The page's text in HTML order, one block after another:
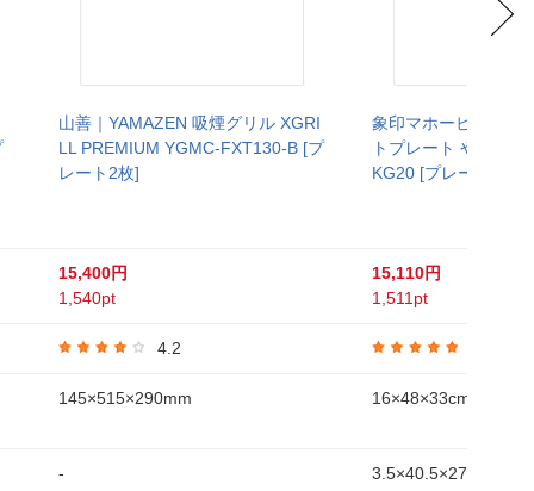
山善｜YAMAZEN 吸煙グリル XGRI
LL PREMIUM YGMC-FXT130-B [プ
レート2枚]
15,400円
1,540pt
4.2
145×515×290mm
-
象印マホービン｜
トプレート やきや
KG20 [プレート2枚]
15,110円
1,511pt
16×48×33cm
3.5×40.5×27cm